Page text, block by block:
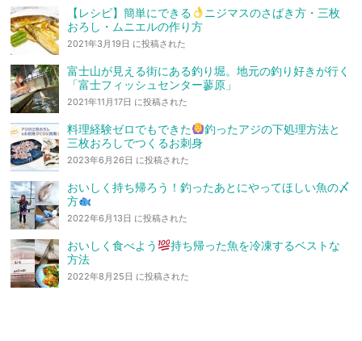
【レシピ】簡単にできる
ニジマスのさばき方・三枚
おろし・ムニエルの作り方
2021年3月19日 に投稿された
富士山が見える街にある釣り堀。地元の釣り好きが行く
「富士フィッシュセンター蓼原」
2021年11月17日 に投稿された
料理経験ゼロでもできた
釣ったアジの下処理方法と
三枚おろしでつくるお刺身
2023年6月26日 に投稿された
おいしく持ち帰ろう！釣ったあとにやってほしい魚の〆
方
2022年6月13日 に投稿された
おいしく食べよう
持ち帰った魚を冷凍するベストな
方法
2022年8月25日 に投稿された